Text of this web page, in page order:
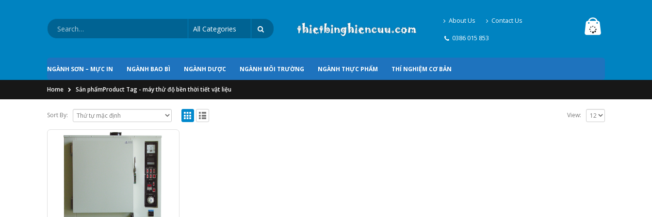
About Us Contact Us
0386 015 853
NGÀNH SƠN – MỰC IN NGÀNH BAO BÌ NGÀNH DƯỢC NGÀNH MÔI TRƯỜNG NGÀNH THỰC PHẨM THÍ NGHIỆM CƠ BẢN
Home Sản phẩmProduct Tag - máy thử độ bền thời tiết vật liệu
Sort By: View: